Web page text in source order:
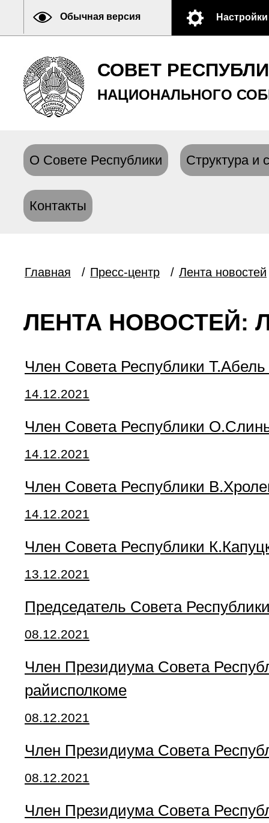
Обычная версия Настройки
СОВЕТ
НАЦИОНАЛЬНОГО
О Совете Республики Структура и
Контакты
Главная / Пресс-центр / Лента новостей
ЛЕНТА НОВОСТЕЙ:
Член Совета Республики
14.12.2021
Член Совета Республики
14.12.2021
Член Совета Республики
14.12.2021
Член Совета Республики
13.12.2021
Председатель Совета
08.12.2021
Член Президиума Совета
райисполкоме
08.12.2021
Член Президиума Совета
08.12.2021
Член Президиума Совета